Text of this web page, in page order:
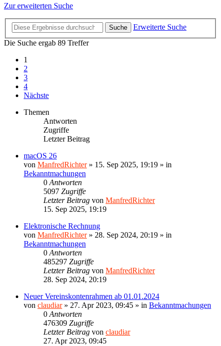
Zur erweiterten Suche
Suche
Erweiterte Suche
Die Suche ergab 89 Treffer
1
2
3
4
Nächste
Themen
Antworten
Zugriffe
Letzter Beitrag
macOS 26
von ManfredRichter» 15. Sep 2025, 19:19 » in
Bekanntmachungen
0 Antworten
5097 Zugriffe
Letzter Beitrag von ManfredRichter
15. Sep 2025, 19:19
Elektronische Rechnung
von ManfredRichter» 28. Sep 2024, 20:19 » in
Bekanntmachungen
0 Antworten
485297 Zugriffe
Letzter Beitrag von ManfredRichter
28. Sep 2024, 20:19
Neuer Vereinskontenrahmen ab 01.01.2024
von claudiar» 27. Apr 2023, 09:45 » in Bekanntmachungen
0 Antworten
476309 Zugriffe
Letzter Beitrag von claudiar
27. Apr 2023, 09:45